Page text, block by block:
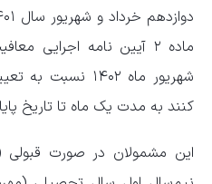
ماده ۲ آیین نامه اجرایی
شهریور ماه ۱۴۰۲
کنند به مدت یک ماه تا تاریخ پایان مهر ماه
این مشمولان در صورت قبولی